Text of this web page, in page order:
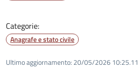
Categorie:
Anagrafe e stato civile
Ultimo aggiornamento: 20/05/2026 10:25.11